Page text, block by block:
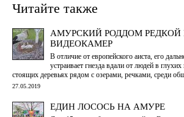
Читайте также
АМУРСКИЙ РОДДОМ
ВИДЕОКАМЕР
В отличие от европейского аиста, его
устраивает гнезда вдали от людей в
стоящих деревьях рядом с озерами, речками, среди
27.05.2019
ЕДИН ЛОСОСЬ НА АМУРЕ